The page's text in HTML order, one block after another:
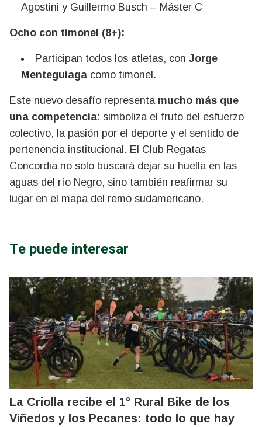
Agostini y Guillermo Busch – Máster C
Ocho con timonel (8+):
Participan todos los atletas, con Jorge
Menteguiaga como timonel.
Este nuevo desafío representa mucho más que
una competencia: simboliza el fruto del esfuerzo
colectivo, la pasión por el deporte y el sentido de
pertenencia institucional. El Club Regatas
Concordia no solo buscará dejar su huella en las
aguas del río Negro, sino también reafirmar su
lugar en el mapa del remo sudamericano.
Te puede interesar
La Criolla recibe el 1° Rural Bike de los
Viñedos y los Pecanes: todo lo que hay